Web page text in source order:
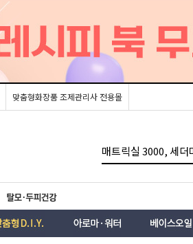
맞춤형화장품 조제관리사 전용몰
모두피건강